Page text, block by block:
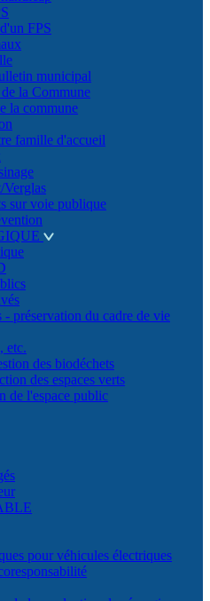
FPS
municipal
la Commune
la commune
famille d'accueil
Verglas
sur voie publique
- préservation du cadre de vie
etc.
des biodéchets
des espaces verts
de l'espace public
pour véhicules électriques